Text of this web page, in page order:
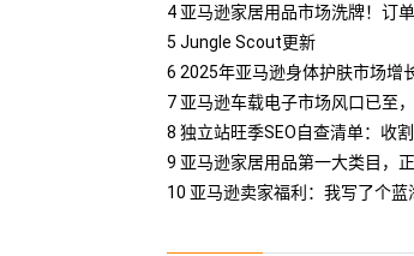
了…
4 亚马逊家居用品市场洗牌！订
5 Jungle Scout更新
6 2025年亚马逊身体护肤市场增
7 亚马逊车载电子市场风口已至
抢占先机
8 独立站旺季SEO自查清单：收
9 亚马逊家居用品第一大类目，
10 亚马逊卖家福利：我写了个蓝